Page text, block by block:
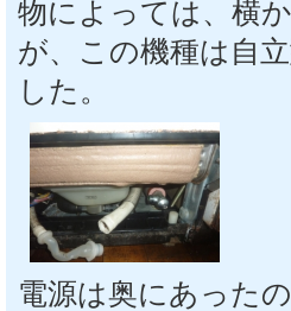
物によっては、横
が、この機種は自
した。
電源は奥にあった